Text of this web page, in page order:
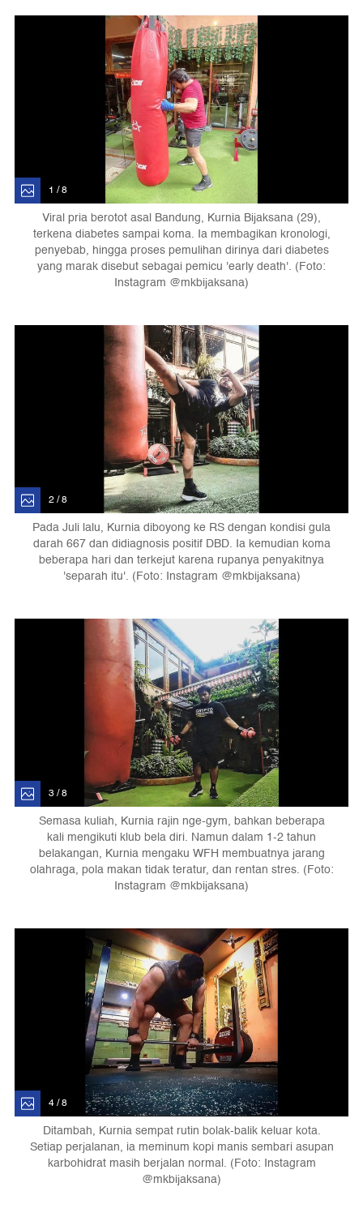
1 / 8
Viral pria berotot asal Bandung, Kurnia Bijaksana (29),
terkena diabetes sampai koma. Ia membagikan kronologi,
penyebab, hingga proses pemulihan dirinya dari diabetes
yang marak disebut sebagai pemicu 'early death'. (Foto:
Instagram @mkbijaksana)
2 / 8
Pada Juli lalu, Kurnia diboyong ke RS dengan kondisi gula
darah 667 dan didiagnosis positif DBD. Ia kemudian koma
beberapa hari dan terkejut karena rupanya penyakitnya
'separah itu'. (Foto: Instagram @mkbijaksana)
3 / 8
Semasa kuliah, Kurnia rajin nge-gym, bahkan beberapa
kali mengikuti klub bela diri. Namun dalam 1-2 tahun
belakangan, Kurnia mengaku WFH membuatnya jarang
olahraga, pola makan tidak teratur, dan rentan stres. (Foto:
Instagram @mkbijaksana)
4 / 8
Ditambah, Kurnia sempat rutin bolak-balik keluar kota.
Setiap perjalanan, ia meminum kopi manis sembari asupan
karbohidrat masih berjalan normal. (Foto: Instagram
@mkbijaksana)